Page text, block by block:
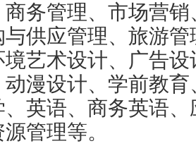
务管理、市场营
供应管理、旅游
艺术设计、广告
动漫设计、学前教
英语、商务英语
管理等。